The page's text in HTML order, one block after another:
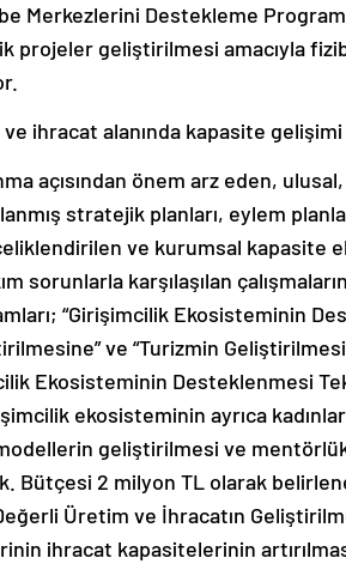
Merkezlerini Destekleme
projeler geliştirilmesi amacıyla
ihracat alanında kapasite
açısından önem arz eden,
stratejik planları, eylem
ve kurumsal kapasite
sorunlarla karşılaşılan
“Girişimcilik Ekosisteminin
ve “Turizmin
Ekosisteminin Desteklenmesi
ekosisteminin ayrıca
geliştirilmesi ve
Bütçesi 2 milyon TL olarak
Üretim ve İhracatın
ihracat kapasitelerinin